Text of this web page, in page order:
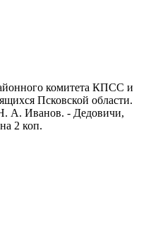
комитета КПСС и
Псковской области.
А. Иванов. - Дедовичи,
2 коп.